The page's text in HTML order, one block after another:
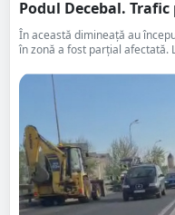
Podul Decebal.
În această dimineață au
în zonă a fost parțial afectată.